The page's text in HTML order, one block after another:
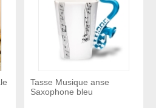
Tasse Musique anse
Saxophone bleu